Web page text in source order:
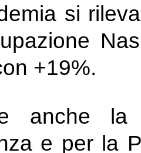
si
+19%.
anche
e per la